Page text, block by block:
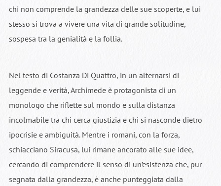
chi non comprende la grandezza delle sue scoperte, e lui
stesso si trova a vivere una vita di grande solitudine,
sospesa tra la genialità e la follia.
Nel testo di Costanza Di Quattro, in un alternarsi di
leggende e verità, Archimede è protagonista di un
monologo che riflette sul mondo e sulla distanza
incolmabile tra chi cerca giustizia e chi si nasconde dietro
ipocrisie e ambiguità. Mentre i romani, con la forza,
schiacciano Siracusa, lui rimane ancorato alle sue idee,
cercando di comprendere il senso di un’esistenza che, pur
segnata dalla grandezza, è anche punteggiata dalla